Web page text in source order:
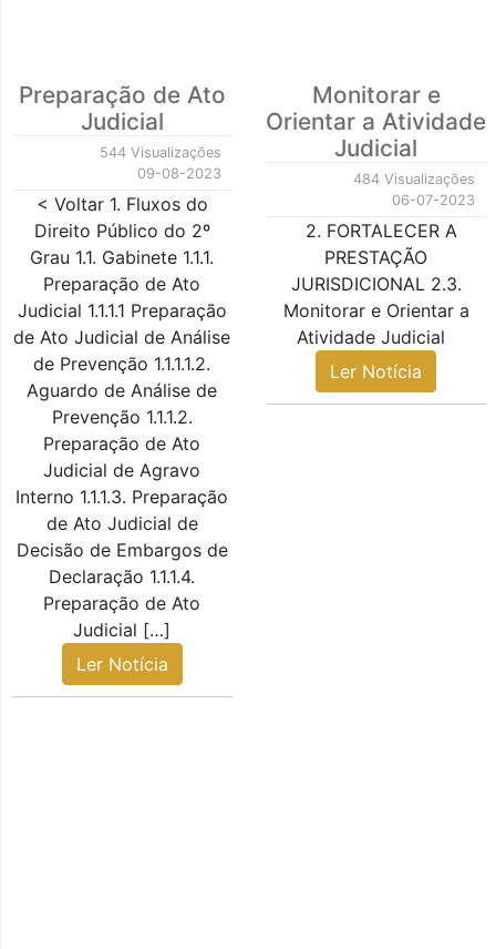
Preparação de Ato
Judicial
544 Visualizações
09-08-2023
< Voltar 1. Fluxos do
Direito Público do 2º
Grau 1.1. Gabinete 1.1.1.
Preparação de Ato
Judicial 1.1.1.1 Preparação
de Ato Judicial de Análise
de Prevenção 1.1.1.1.2.
Aguardo de Análise de
Prevenção 1.1.1.2.
Preparação de Ato
Judicial de Agravo
Interno 1.1.1.3. Preparação
de Ato Judicial de
Decisão de Embargos de
Declaração 1.1.1.4.
Preparação de Ato
Judicial […]
Ler Notícia
Monitorar e
Orientar a Atividade
Judicial
484 Visualizações
06-07-2023
2. FORTALECER A
PRESTAÇÃO
JURISDICIONAL 2.3.
Monitorar e Orientar a
Atividade Judicial
Ler Notícia